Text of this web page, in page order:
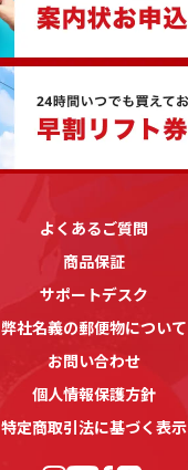
よくあるご質問
商品保証
サポートデスク
弊社名義の郵便物について
お問い合わせ
個人情報保護方針
特定商取引法に基づく表示